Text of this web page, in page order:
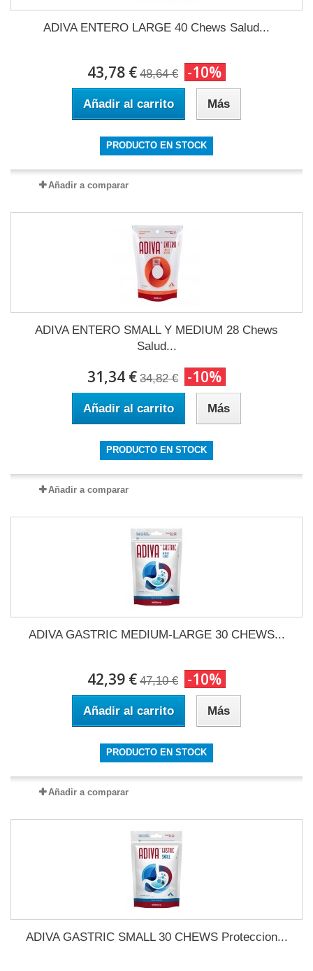
ADIVA ENTERO LARGE 40 Chews Salud...
43,78 € 48,64 € -10%
Añadir al carrito Más
PRODUCTO EN STOCK
Añadir a comparar
ADIVA ENTERO SMALL Y MEDIUM 28 Chews
Salud...
31,34 € 34,82 € -10%
Añadir al carrito Más
PRODUCTO EN STOCK
Añadir a comparar
ADIVA GASTRIC MEDIUM-LARGE 30 CHEWS...
42,39 € 47,10 € -10%
Añadir al carrito Más
PRODUCTO EN STOCK
Añadir a comparar
ADIVA GASTRIC SMALL 30 CHEWS Proteccion...